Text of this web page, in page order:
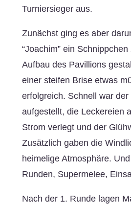
Turniersieger aus.
Zunächst ging es aber
“Joachim” ein
Aufbau des Pavillions
einer steifen Brise etwas
erfolgreich. Schnell war der
aufgestellt, die Leckereien
Strom verlegt und der
Zusätzlich gaben die
heimelige Atmosphäre.
Runden, Supermelee,
Nach der 1. Runde lagen